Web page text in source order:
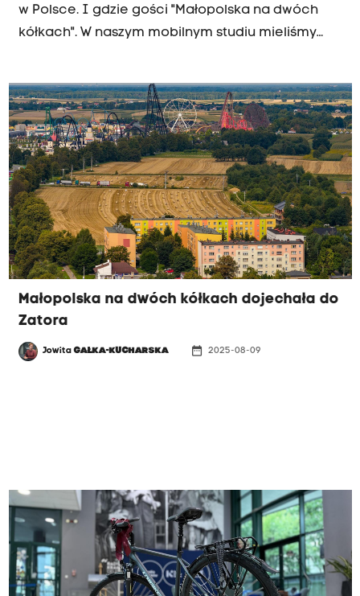
w Polsce. I gdzie gości "Małopolska na dwóch
kółkach". W naszym mobilnym studiu mieliśmy
zostajemy w Zatorze do niedzieli), ale o jednym
spotkaniu opowiemy wam więcej, bo było
smaczne.
Małopolska na dwóch kółkach dojechała do
Zatora
JowitaGAŁKA-KUCHARSKA date_range 2025-08-09